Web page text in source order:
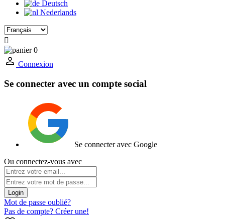
Deutsch
Nederlands

0
Connexion
Se connecter avec un compte social
Se connecter avec Google
Ou connectez-vous avec
Login
Mot de passe oublié?
Pas de compte? Créer une!